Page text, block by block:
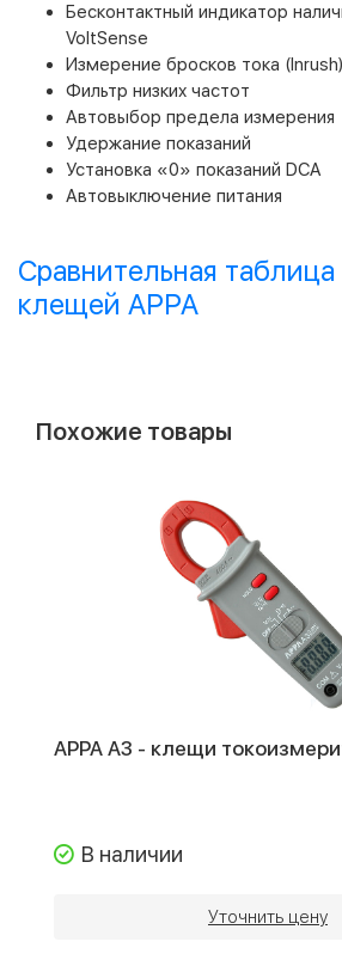
Бесконтактный индикатор
VoltSense
Измерение бросков тока (Inrush)
Фильтр низких частот
Автовыбор предела измерения
Удержание показаний
Установка «0» показаний DCA
Автовыключение питания
Сравнительная
клещей APPA
Похожие товары
APPA A3 - клещи
В наличии
Уточнить цену